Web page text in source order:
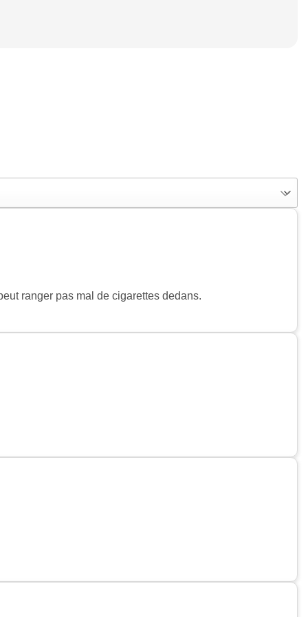
ranger pas mal de cigarettes dedans.